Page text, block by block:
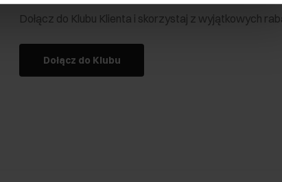
Dołącz do Klubu Klienta i skorzystaj z wyjątkowych
Dołącz do Klubu